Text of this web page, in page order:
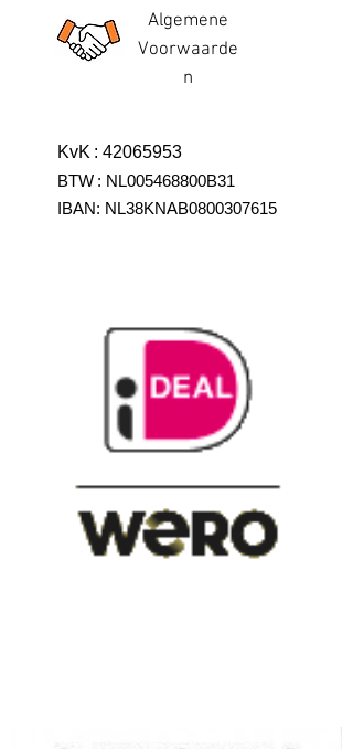
Algemene
Voorwaarde
n
KvK : 42065953
BTW : NL005468800B31
IBAN: NL38KNAB0800307615